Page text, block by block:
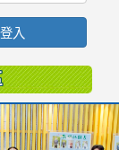
登入